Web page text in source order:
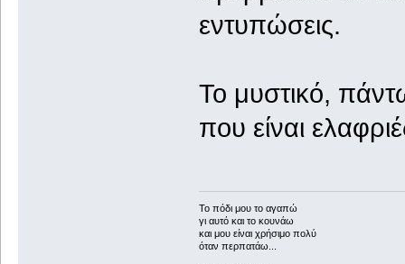
εντυπώσεις.
Το μυστικό,
που είναι
To πόδι μου το αγαπώ
γι αυτό και το κουνάω
και μου είναι χρήσιμο πολύ
όταν περπατάω...